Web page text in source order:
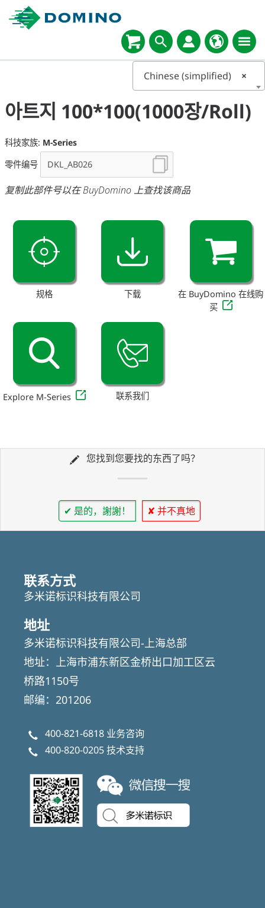
×
Chinese (simplified)
아트지 100*100(1000장/Roll)
科技家族: M-Series
零件编号
复制此部件号以在 BuyDomino 上查找该商品
规格 下载
在 BuyDomino 在线购
买
Explore M-Series 联系我们
您找到您要找的东西了吗？
✔ 是的，謝謝！ ✘ 并不真地
联系方式
多米诺标识科技有限公司
地址
多米诺标识科技有限公司-上海总部
地址：上海市浦东新区金桥出口加工区云
桥路1150号
邮编：201206
400-821-6818 业务咨询
400-820-0205技术支持